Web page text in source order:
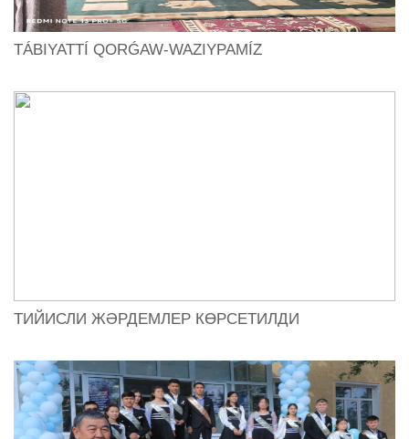
TÁBIYATTÍ QORǴAW-WAZIYPAMÍZ
ТИЙИСЛИ ЖӘРДЕМЛЕР КӨРСЕТИЛДИ